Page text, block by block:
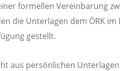
formellen Vereinbarung
die Unterlagen dem ÖRK im
gestellt.
aus persönlichen